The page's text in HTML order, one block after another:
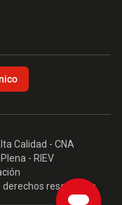
Calidad - CNA
- RIEV
reservados.